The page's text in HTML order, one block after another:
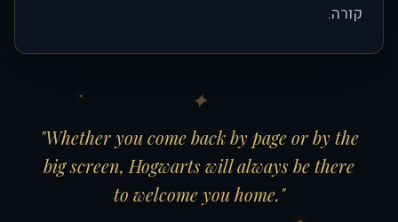
קורה.
"Whether you come back by page or by the
big screen, Hogwarts will always be there
to welcome you home."